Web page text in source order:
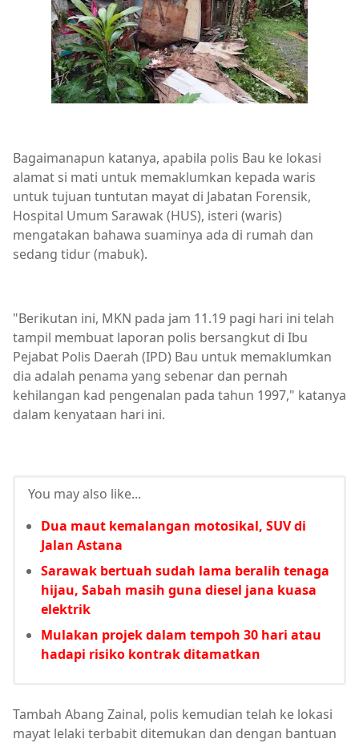
Bagaimanapun katanya, apabila polis Bau ke lokasi
alamat si mati untuk memaklumkan kepada waris
untuk tujuan tuntutan mayat di Jabatan Forensik,
Hospital Umum Sarawak (HUS), isteri (waris)
mengatakan bahawa suaminya ada di rumah dan
sedang tidur (mabuk).
"Berikutan ini, MKN pada jam 11.19 pagi hari ini telah
tampil membuat laporan polis bersangkut di Ibu
Pejabat Polis Daerah (IPD) Bau untuk memaklumkan
dia adalah penama yang sebenar dan pernah
kehilangan kad pengenalan pada tahun 1997," katanya
dalam kenyataan hari ini.
You may also like...
Dua maut kemalangan motosikal, SUV di
Jalan Astana
Sarawak bertuah sudah lama beralih tenaga
hijau, Sabah masih guna diesel jana kuasa
elektrik
Mulakan projek dalam tempoh 30 hari atau
hadapi risiko kontrak ditamatkan
Tambah Abang Zainal, polis kemudian telah ke lokasi
mayat lelaki terbabit ditemukan dan dengan bantuan